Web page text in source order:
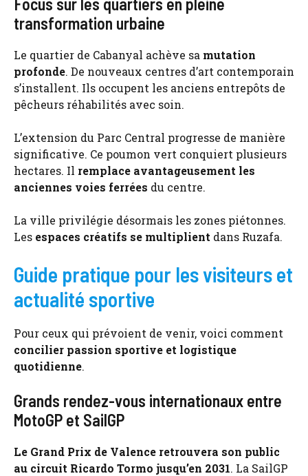
transformation urbaine
Le quartier de Cabanyal achève sa mutation
profonde. De nouveaux centres d’art contemporain
s’installent. Ils occupent les anciens entrepôts de
pêcheurs réhabilités avec soin.
L’extension du Parc Central progresse de manière
significative. Ce poumon vert conquiert plusieurs
hectares. Il remplace avantageusement les
anciennes voies ferrées du centre.
La ville privilégie désormais les zones piétonnes.
Les espaces créatifs se multiplient dans Ruzafa.
Guide pratique pour les visiteurs et
actualité sportive
Pour ceux qui prévoient de venir, voici comment
concilier passion sportive et logistique
quotidienne.
Grands rendez-vous internationaux entre
MotoGP et SailGP
Le Grand Prix de Valence retrouvera son public
au circuit Ricardo Tormo jusqu’en 2031. La SailGP